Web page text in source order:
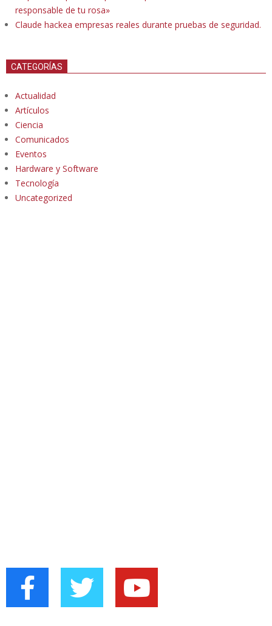
responsable de tu rosa»
Claude hackea empresas reales durante pruebas de seguridad.
CATEGORÍAS
Actualidad
Artículos
Ciencia
Comunicados
Eventos
Hardware y Software
Tecnología
Uncategorized